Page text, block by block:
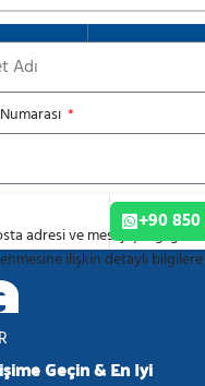
adresi ve mesaj içeriği
ilişkin detaylı bilgilere
+90
Geçin & En İyi